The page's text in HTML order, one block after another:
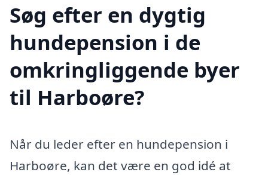
Søg efter en dygtig
hundepension i de
omkringliggende byer
til Harboøre?
Når du leder efter en hundepension i
Harboøre, kan det være en god idé at